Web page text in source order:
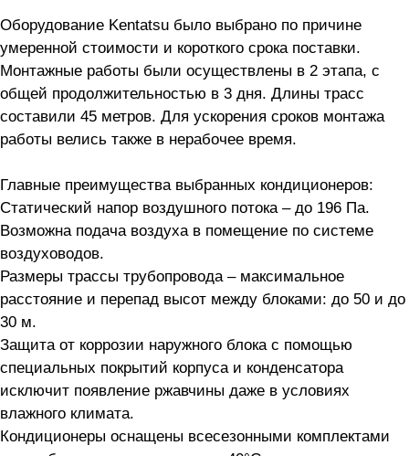
Оборудование Kentatsu было выбрано по причине
умеренной стоимости и короткого срока поставки.
Монтажные работы были осуществлены в 2 этапа, с
общей продолжительностью в 3 дня. Длины трасс
составили 45 метров. Для ускорения сроков монтажа
работы велись также в нерабочее время.
Главные преимущества выбранных кондиционеров:
Статический напор воздушного потока – до 196 Па.
Возможна подача воздуха в помещение по системе
воздуховодов.
Размеры трассы трубопровода – максимальное
расстояние и перепад высот между блоками: до 50 и до
30 м.
Защита от коррозии наружного блока с помощью
специальных покрытий корпуса и конденсатора
исключит появление ржавчины даже в условиях
влажного климата.
Кондиционеры оснащены всесезонными комплектами